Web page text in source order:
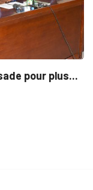
et durable du